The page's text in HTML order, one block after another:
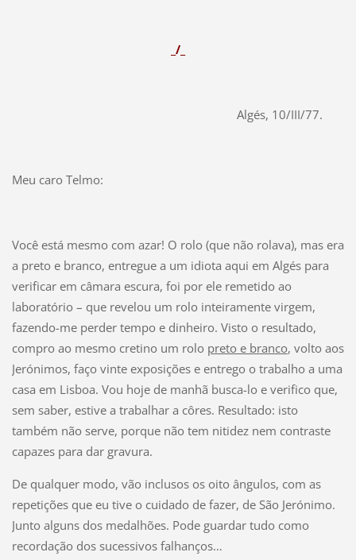
_/_
Algés, 10/III/77.
Meu caro Telmo:
Você está mesmo com azar! O rolo (que não rolava), mas era
a preto e branco, entregue a um idiota aqui em Algés para
verificar em câmara escura, foi por ele remetido ao
laboratório – que revelou um rolo inteiramente virgem,
fazendo-me perder tempo e dinheiro. Visto o resultado,
compro ao mesmo cretino um rolo preto e branco, volto aos
Jerónimos, faço vinte exposições e entrego o trabalho a uma
casa em Lisboa. Vou hoje de manhã busca-lo e verifico que,
sem saber, estive a trabalhar a côres. Resultado: isto
também não serve, porque não tem nitidez nem contraste
capazes para dar gravura.
De qualquer modo, vão inclusos os oito ângulos, com as
repetições que eu tive o cuidado de fazer, de São Jerónimo.
Junto alguns dos medalhões. Pode guardar tudo como
recordação dos sucessivos falhanços…